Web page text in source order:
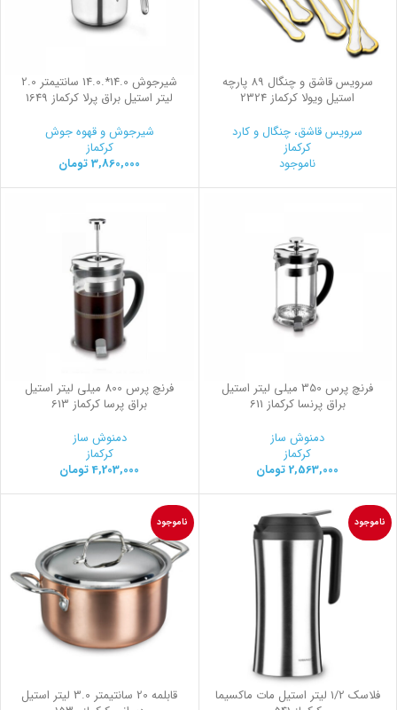
سرویس قاشق و چنگال 89 پارچه
استیل ویولا کرکماز 2324
سرویس قاشق، چنگال و کارد
کرکماز
ناموجود
شیرجوش 14.0*.14.0 سانتیمتر 2.0
لیتر استیل براق پرلا کرکماز 1649
شیرجوش و قهوه جوش
کرکماز
3,860,000 تومان
فرنچ پرس 350 میلی لیتر استیل
براق پرنسا کرکماز 611
دمنوش ساز
کرکماز
2,563,000 تومان
فرنچ پرس 800 میلی لیتر استیل
براق پرسا کرکماز 613
دمنوش ساز
کرکماز
4,203,000 تومان
ناموجود
فلاسك 1/2 ليتر استيل مات ماكسيما
ناموجود
قابلمه 20 سانتیمتر 3.0 لیتر استیل